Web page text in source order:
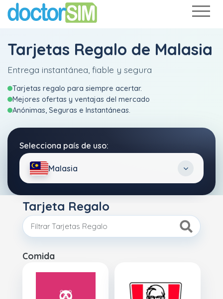
Tarjetas Regalo de Malasia
Entrega instantánea, fiable y segura
Tarjetas regalo para siempre acertar.
Mejores ofertas y ventajas del mercado
Anónimas, Seguras e Instantáneas.
Selecciona país de uso:
Malasia
Tarjeta Regalo
Comida